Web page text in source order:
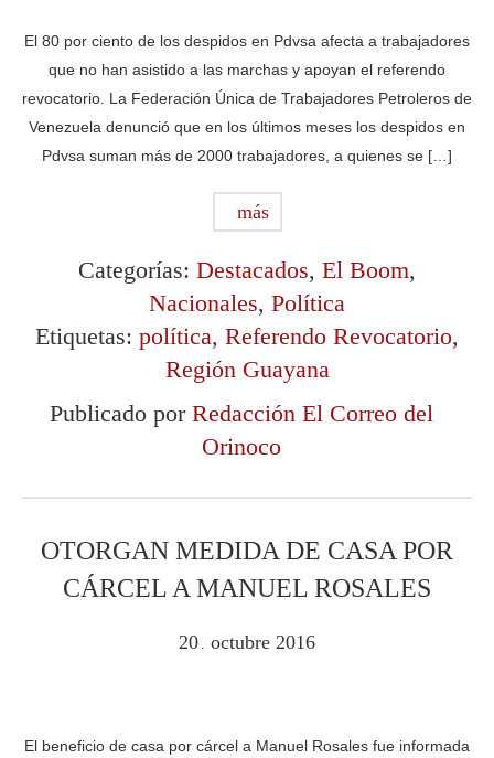
El 80 por ciento de los despidos en Pdvsa afecta a trabajadores
que no han asistido a las marchas y apoyan el referendo
revocatorio. La Federación Única de Trabajadores Petroleros de
Venezuela denunció que en los últimos meses los despidos en
Pdvsa suman más de 2000 trabajadores, a quienes se […]
más
Categorías: Destacados, El Boom,
Nacionales, Política
Etiquetas: política, Referendo Revocatorio,
Región Guayana
Publicado por Redacción El Correo del
Orinoco
OTORGAN MEDIDA DE CASA POR
CÁRCEL A MANUEL ROSALES
20 . octubre 2016
El beneficio de casa por cárcel a Manuel Rosales fue informada